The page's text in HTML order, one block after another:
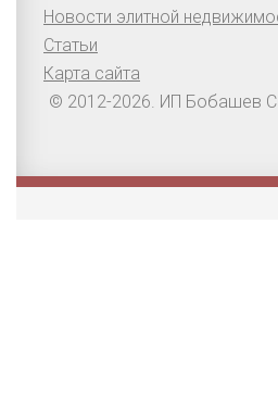
Новости элитной
Статьи
Карта сайта
© 2012-2026. ИП Бобашев